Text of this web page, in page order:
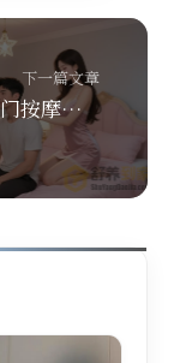
下一篇文章
担心上门按摩不安全？看完舒养到家按摩这8条服务保障，我彻底放心了。